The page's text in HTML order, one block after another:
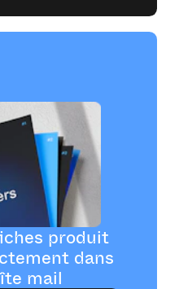
produit
dans
mail